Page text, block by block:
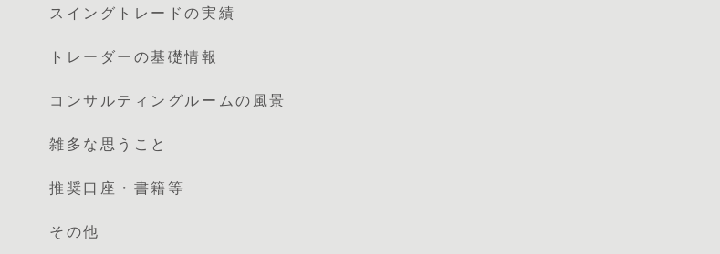
スイングトレードの実績
トレーダーの基礎情報
コンサルティングルームの風景
雑多な思うこと
推奨口座・書籍等
その他